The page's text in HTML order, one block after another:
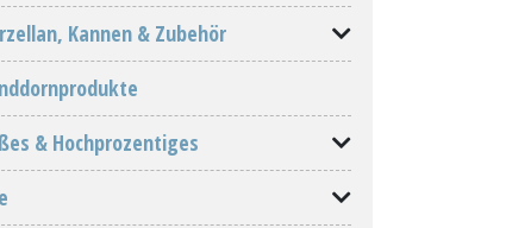
Kannen & Zubehör
& Hochprozentiges